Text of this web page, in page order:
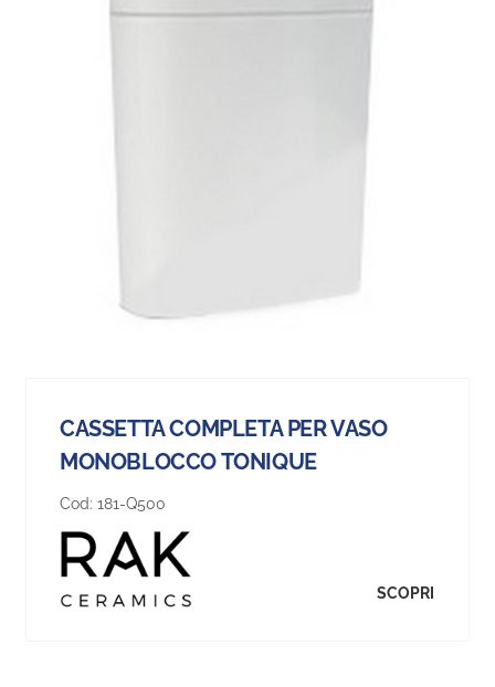
CASSETTA COMPLETA PER VASO
MONOBLOCCO TONIQUE
Cod: 181-Q500
SCOPRI